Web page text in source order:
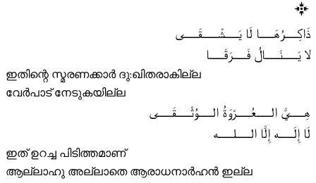
ذَاكِـــــرُهَـــــا لَا يَـــــشْـــــقَـــــى
لا يَـــــنَـــــالُ فَـــــرَقَـــــا
ഇതിന്റെ സ്മരണക്കാർ ദു:ഖിതരാകില്ല
വേർപാട് നേടുകയില്ല
هِـــــيَّ الـــــعُـــــرْوَةُ الـــــوُثْـــــقَـــــى
لَا إِلَـــــه إِلَّا الـــــلـــــه
ഇത് ഉറച്ച പിടിത്തമാണ്
ആല്ലാഹു അല്ലാതെ ആരാധനാർഹൻ ഇല്ല